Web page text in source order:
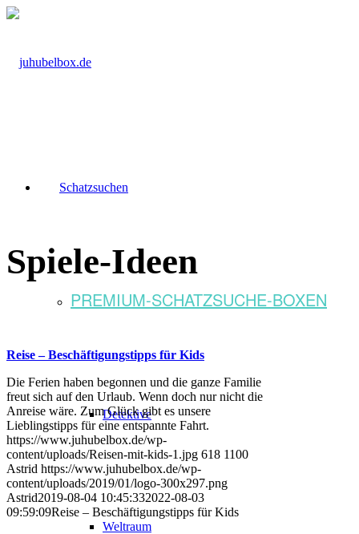
Schatzsuchen
PREMIUM-SCHATZSUCHE-BOXEN
Detektive
Weltraum
Spiele-Ideen
Reise – Beschäftigungstipps für Kids
Die Ferien haben begonnen und die ganze Familie
freut sich auf den Urlaub. Wenn doch nur nicht die
Anreise wäre. Zum Glück gibt es unsere
Lieblingstipps für eine entspannte Fahrt.
https://www.juhubelbox.de/wp-
content/uploads/Reisen-mit-kids-1.jpg 618 1100
Astrid https://www.juhubelbox.de/wp-
content/uploads/2019/01/logo-300x297.png
Astrid2019-08-04 10:45:332022-08-03
09:59:09Reise – Beschäftigungstipps für Kids